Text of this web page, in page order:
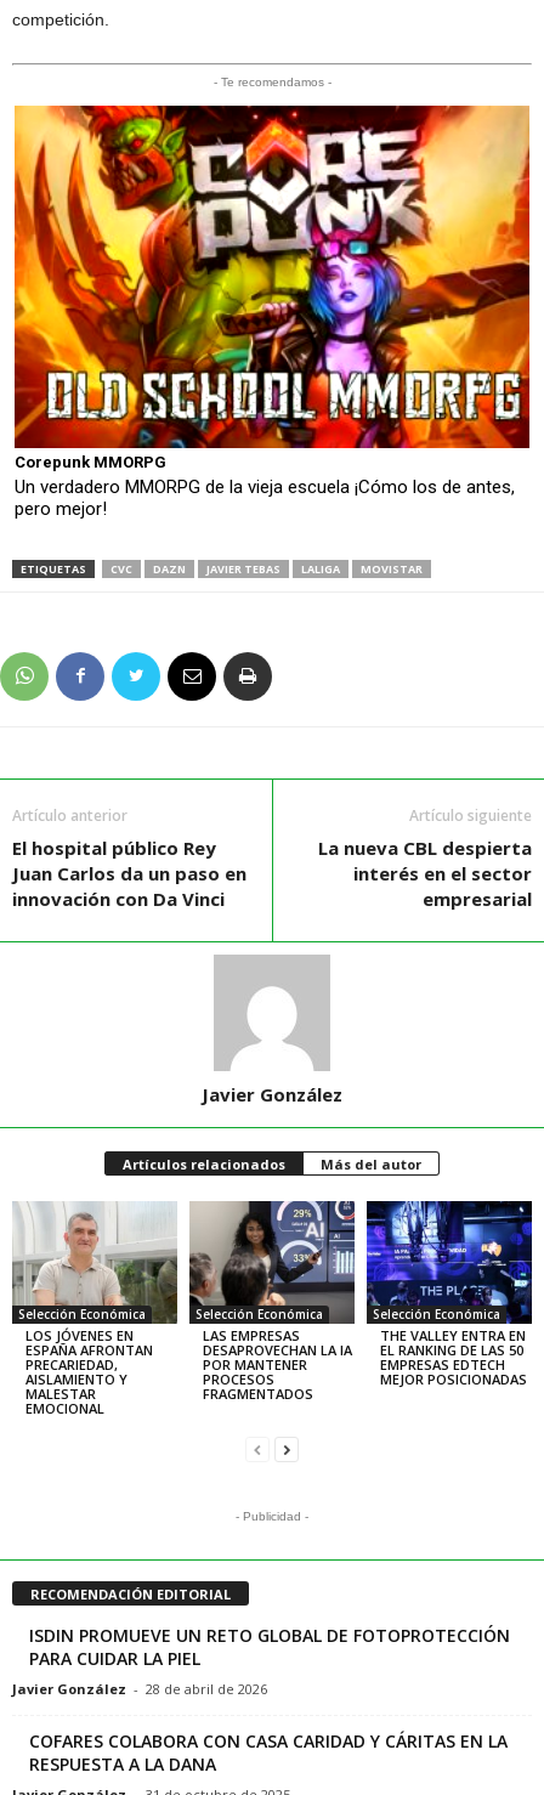
competición.
- Te recomendamos -
Corepunk MMORPG
Un verdadero MMORPG de la vieja escuela ¡Cómo los de antes,
pero mejor!
ETIQUETAS CVC DAZN JAVIER TEBAS LALIGA MOVISTAR
Artículo anterior
El hospital público Rey
Juan Carlos da un paso en
innovación con Da Vinci
Artículo siguiente
La nueva CBL despierta
interés en el sector
empresarial
Javier González
Artículos relacionados Más del autor
Selección Económica
LOS JÓVENES EN
ESPAÑA AFRONTAN
PRECARIEDAD,
AISLAMIENTO Y
MALESTAR
EMOCIONAL
Selección Económica
LAS EMPRESAS
DESAPROVECHAN LA IA
POR MANTENER
PROCESOS
FRAGMENTADOS
Selección Económica
THE VALLEY ENTRA EN
EL RANKING DE LAS 50
EMPRESAS EDTECH
MEJOR POSICIONADAS
- Publicidad -
RECOMENDACIÓN EDITORIAL
ISDIN PROMUEVE UN RETO GLOBAL DE FOTOPROTECCIÓN
PARA CUIDAR LA PIEL
Javier González - 28 de abril de 2026
COFARES COLABORA CON CASA CARIDAD Y CÁRITAS EN LA
RESPUESTA A LA DANA